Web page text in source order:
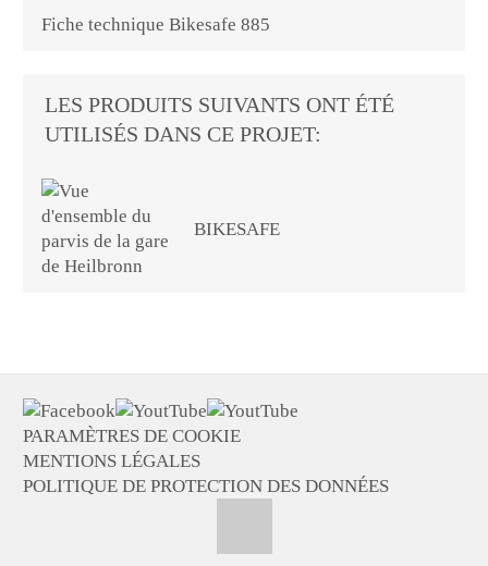
Fiche technique Bikesafe 885
LES PRODUITS SUIVANTS ONT ÉTÉ
UTILISÉS DANS CE PROJET:
BIKESAFE
PARAMÈTRES DE COOKIE
MENTIONS LÉGALES
POLITIQUE DE PROTECTION DES DONNÉES